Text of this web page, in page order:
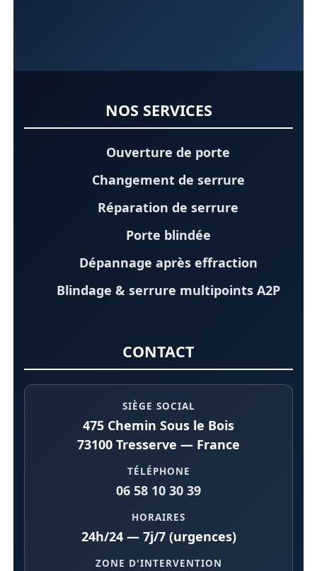
NOS SERVICES
Ouverture de porte
Changement de serrure
Réparation de serrure
Porte blindée
Dépannage après effraction
Blindage & serrure multipoints A2P
CONTACT
SIÈGE SOCIAL
475 Chemin Sous le Bois
73100 Tresserve — France
TÉLÉPHONE
06 58 10 30 39
HORAIRES
24h/24 — 7j/7 (urgences)
ZONE D'INTERVENTION